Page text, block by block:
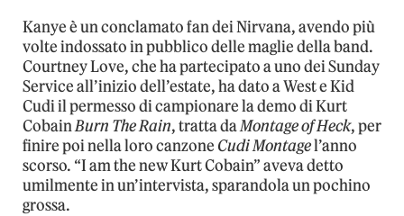
Kanye è un conclamato fan dei Nirvana, avendo più
volte indossato in pubblico delle maglie della band.
Courtney Love, che ha partecipato a uno dei Sunday
Service all’inizio dell’estate, ha dato a West e Kid
Cudi il permesso di campionare la demo di Kurt
CobainBurn The Rain, tratta daMontage of Heck, per
finire poi nella loro canzone Cudi Montagel’anno
scorso. “I am the new Kurt Cobain” aveva detto
umilmente in un’intervista, sparandola un pochino
grossa.